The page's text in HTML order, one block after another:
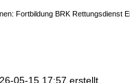
Fortbildung BRK Rettungsdienst
05-15 17:57 erstellt.